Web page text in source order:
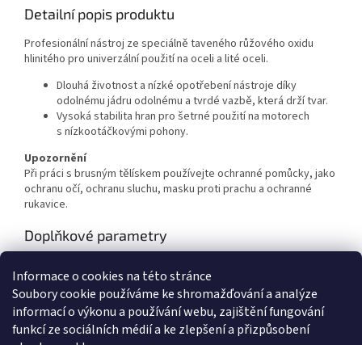
Informace o cookies na této stránce
Soubory cookie používáme ke shromažďování a analýze
informací o výkonu a používání webu, zajištění fungování
funkcí ze sociálních médií a ke zlepšení a přizpůsobení
Detailní popis produktu
Profesionální nástroj ze speciálně taveného růžového oxidu
hlinitého pro univerzální použití na oceli a lité oceli.
Dlouhá životnost a nízké opotřebení nástroje díky
odolnému jádru odolnému a tvrdé vazbě, která drží tvar.
Vysoká stabilita hran pro šetrné použití na motorech
s nízkootáčkovými pohony.
Upozornění
Při práci s brusným tělískem používejte ochranné pomůcky, jako
ochranu očí, ochranu sluchu, masku proti prachu a ochranné
rukavice.
Doplňkové parametry
Hmotnost :
0.01 kg
Průměr :
6mm
Délka hlavy
14mm